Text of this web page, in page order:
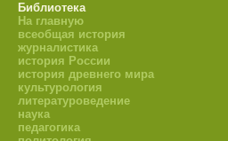
Библиотека
На главную
всеобщая история
журналистика
история России
история древнего мира
культурология
литературоведение
наука
педагогика